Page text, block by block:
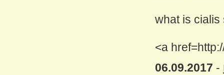
what is cialis
<a
06.09.2017 -